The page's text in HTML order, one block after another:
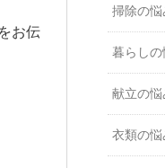
お伝
掃除の悩
暮らしの
献立の悩
衣類の悩